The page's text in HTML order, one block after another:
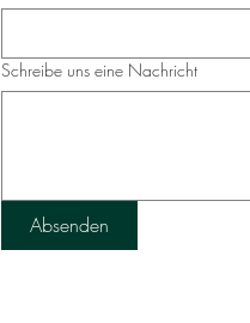
Schreibe uns eine Nachricht
Absenden